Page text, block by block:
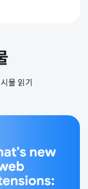
물 읽기